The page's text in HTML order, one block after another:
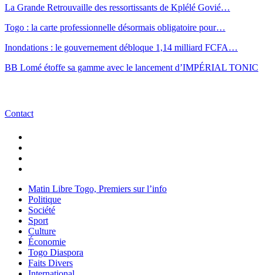
La Grande Retrouvaille des ressortissants de Kplélé Govié…
Togo : la carte professionnelle désormais obligatoire pour…
Inondations : le gouvernement débloque 1,14 milliard FCFA…
BB Lomé étoffe sa gamme avec le lancement d’IMPÉRIAL TONIC
Contact
Matin Libre Togo, Premiers sur l’info
Politique
Société
Sport
Culture
Économie
Togo Diaspora
Faits Divers